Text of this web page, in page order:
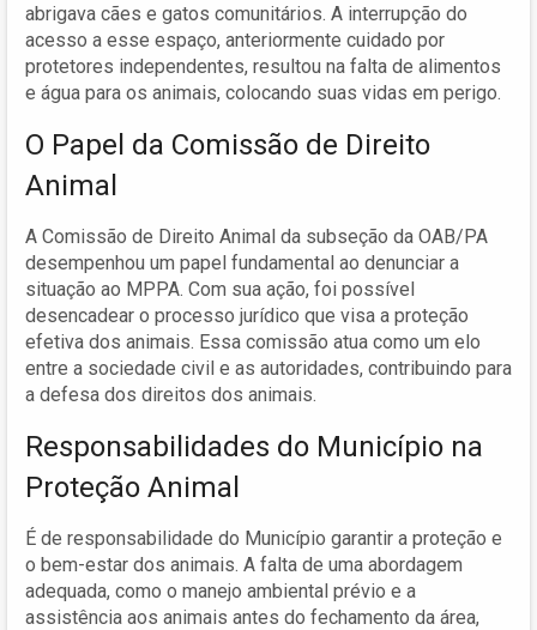
abrigava cães e gatos comunitários. A interrupção do
acesso a esse espaço, anteriormente cuidado por
protetores independentes, resultou na falta de alimentos
e água para os animais, colocando suas vidas em perigo.
O Papel da Comissão de Direito
Animal
A Comissão de Direito Animal da subseção da OAB/PA
desempenhou um papel fundamental ao denunciar a
situação ao MPPA. Com sua ação, foi possível
desencadear o processo jurídico que visa a proteção
efetiva dos animais. Essa comissão atua como um elo
entre a sociedade civil e as autoridades, contribuindo para
a defesa dos direitos dos animais.
Responsabilidades do Município na
Proteção Animal
É de responsabilidade do Município garantir a proteção e
o bem-estar dos animais. A falta de uma abordagem
adequada, como o manejo ambiental prévio e a
assistência aos animais antes do fechamento da área,